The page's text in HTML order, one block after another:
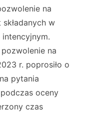
na
w
na
r. poprosiło o
pytania
podczas oceny
czas